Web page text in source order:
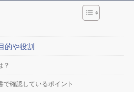
的や役割
？
確認しているポイント